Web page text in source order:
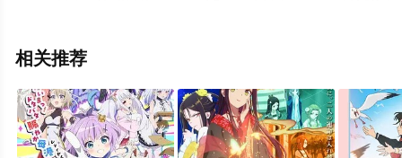
相关推荐